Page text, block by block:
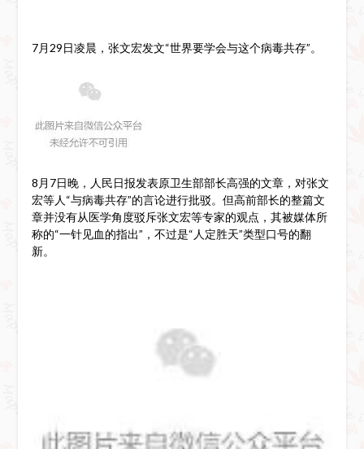
7月29日凌晨，张文宏发文“世界要学会与这个病毒共存”。
8月7日晚，人民日报发表原卫生部部长高强的文章，对张文
宏等人“与病毒共存”的言论进行批驳。但高前部长的整篇文
章并没有从医学角度驳斥张文宏等专家的观点，其被媒体所
称的“一针见血的指出”，不过是“人定胜天”类型口号的翻
新。